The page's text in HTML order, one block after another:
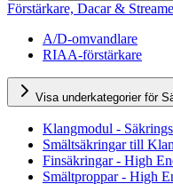
Förstärkare, Dacar &
A/D-omvandlare
RIAA-förstärkare
Visa underkategorier för
Klangmodul -
Smältsäkringar till
Finsäkringar - High
Smältproppar - High